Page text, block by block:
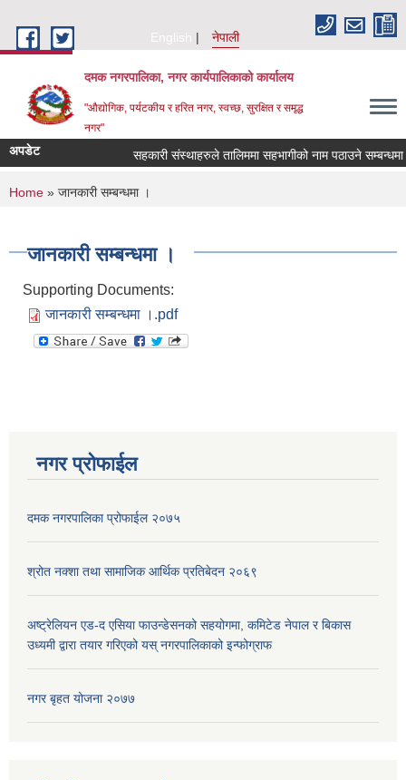
English
नेपाली
दमक नगरपालिका, नगर कार्यपालिकाको कार्यालय
"औद्योगिक, पर्यटकीय र हरित नगर, स्वच्छ, सुरक्षित र समृद्ध
नगर"
अपडेट सहकारी संस्थाहरुले तालिममा सहभागीको नाम पठाउने सम्बन्धमा
You are here
Home » जानकारी सम्बन्धमा ।
जानकारी सम्बन्धमा ।
Supporting Documents:
जानकारी सम्बन्धमा ।.pdf
नगर प्रोफाईल
दमक नगरपालिका प्रोफाईल २०७५
श्रोत नक्शा तथा सामाजिक आर्थिक प्रतिबेदन २०६९
अष्ट्रेलियन एड-द एसिया फाउन्डेसनको सहयोगमा, कमिटेड नेपाल र बिकास
उध्यमी द्वारा तयार गरिएको यस् नगरपालिकाको इन्फोग्राफ
नगर बृहत योजना २०७७